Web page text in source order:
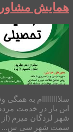
همایش
سلااااااااام به
شهر لردگان میرم
سمت شهر سی س...